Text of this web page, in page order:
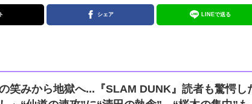
シェア LINEで送る
笑みから地獄へ...『SLAM DUNK』読者も驚愕し